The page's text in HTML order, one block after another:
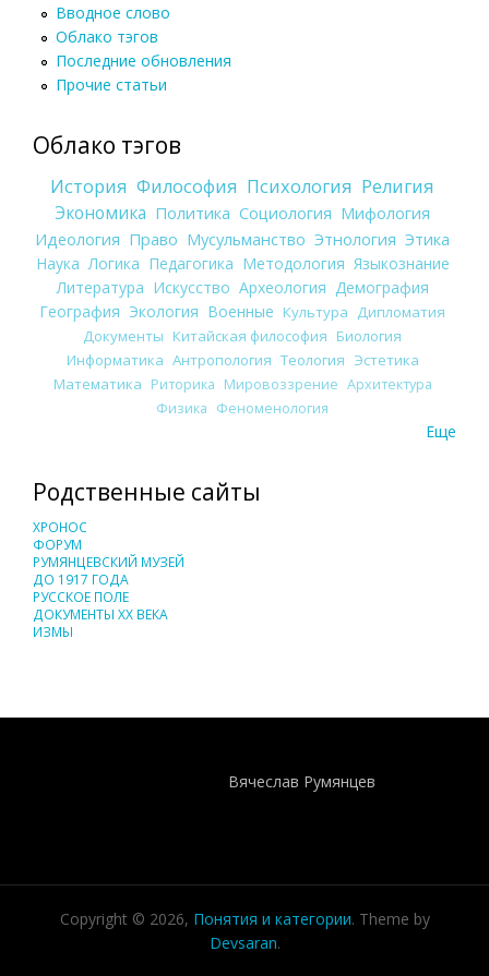
Вводное слово
Облако тэгов
Последние обновления
Прочие статьи
Облако тэгов
История Философия Психология Религия
Экономика Политика Социология Мифология
Идеология Право Мусульманство Этнология Этика
Наука Логика Педагогика Методология Языкознание
Литература Искусство Археология Демография
География Экология Военные Культура
Дипломатия
Документы Китайская философия Биология
Информатика Антропология Теология Эстетика
Математика Риторика Мировоззрение Архитектура
Физика Феноменология
Еще
Родственные сайты
ХРОНОС
ФОРУМ
РУМЯНЦЕВСКИЙ МУЗЕЙ
ДО 1917 ГОДА
РУССКОЕ ПОЛЕ
ДОКУМЕНТЫ XX ВЕКА
ИЗМЫ
Вячеслав Румянцев
Copyright © 2026, Понятия и категории. Theme by
Devsaran.